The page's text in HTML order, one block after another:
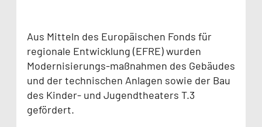
Aus Mitteln des Europäischen Fonds für
regionale Entwicklung (EFRE) wurden
Modernisierungs-maßnahmen des Gebäudes
und der technischen Anlagen sowie der Bau
des Kinder- und Jugendtheaters T.3
gefördert.